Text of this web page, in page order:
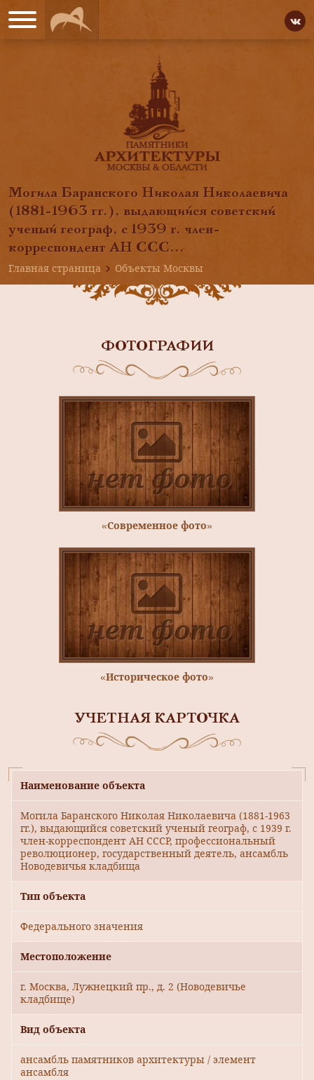
Могила Баранского Николая Николаевича
(1881-1963 гг.), выдающийся советский
ученый географ, с 1939 г. член-
корреспондент АН ССС...
Главная страница
Объекты Москвы
ФОТОГРАФИИ
«Современное фото»
«Историческое фото»
УЧЕТНАЯ КАРТОЧКА
Наименование объекта
Могила Баранского Николая Николаевича (1881-1963
гг.), выдающийся советский ученый географ, с 1939 г.
член-корреспондент АН СССР, профессиональный
революционер, государственный деятель, ансамбль
Новодевичья кладбища
Тип объекта
Федерального значения
Местоположение
г. Москва, Лужнецкий пр., д. 2 (Новодевичье
кладбище)
Вид объекта
ансамбль памятников архитектуры / элемент
ансамбля